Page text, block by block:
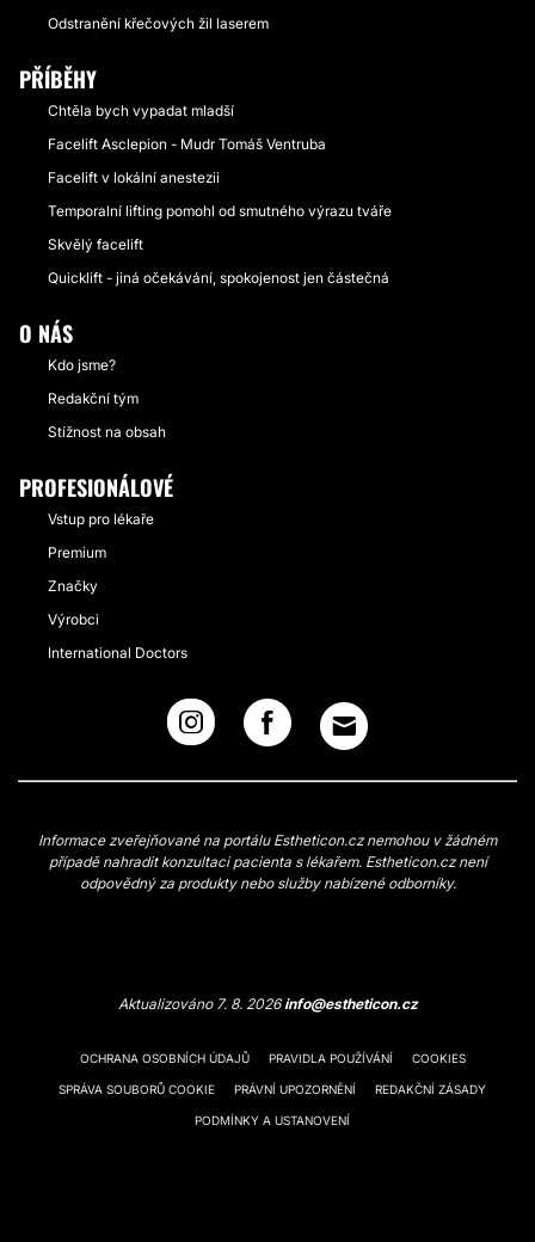
Odstranění křečových žil laserem
PŘÍBĚHY
Chtěla bych vypadat mladší
Facelift Asclepion - Mudr Tomáš Ventruba
Facelift v lokální anestezii
Temporalní lifting pomohl od smutného výrazu tváře
Skvělý facelift
Quicklift - jiná očekávání, spokojenost jen částečná
O NÁS
Kdo jsme?
Redakční tým
Stížnost na obsah
PROFESIONÁLOVÉ
Vstup pro lékaře
Premium
Značky
Výrobci
International Doctors
Informace zveřejňované na portálu Estheticon.cz nemohou v žádném
případě nahradit konzultaci pacienta s lékařem. Estheticon.cz není
odpovědný za produkty nebo služby nabízené odborníky.
Aktualizováno 7. 8. 2026info@estheticon.cz
OCHRANA OSOBNÍCH ÚDAJŮ PRAVIDLA POUŽÍVÁNÍ COOKIES
SPRÁVA SOUBORŮ COOKIE PRÁVNÍ UPOZORNĚNÍ REDAKČNÍ ZÁSADY
PODMÍNKY A USTANOVENÍ